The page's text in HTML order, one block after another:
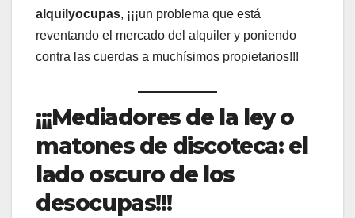
alquilyocupas, ¡¡¡un problema que está
reventando el mercado del alquiler y poniendo
contra las cuerdas a muchísimos propietarios!!!
¡¡¡Mediadores de la ley o
matones de discoteca: el
lado oscuro de los
desocupas!!!